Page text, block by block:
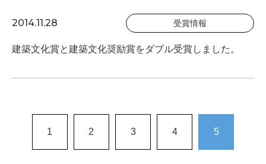
2014.11.28 受賞情報
建築文化賞と建築文化奨励賞をダブル受賞しました。
1 2 3 4 5